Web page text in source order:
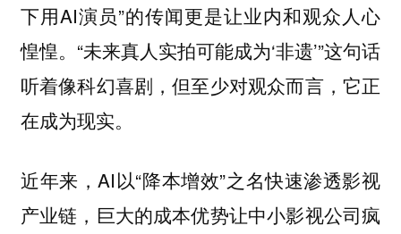
下用AI演员”的传闻更是让业内和观众人心
惶惶。“未来真人实拍可能成为‘非遗’”这句话
听着像科幻喜剧，但至少对观众而言，它正
在成为现实。
近年来，AI以“降本增效”之名快速渗透影视
产业链，巨大的成本优势让中小影视公司疯